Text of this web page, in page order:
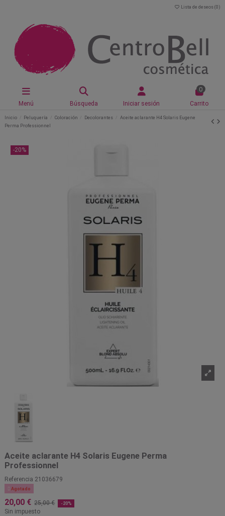
Lista de deseos (0 )
Menú Búsqueda Iniciar sesión
0
Carrito
Inicio Peluquería Coloración Decolorantes
Aceite aclarante H4 Solaris Eugene
Perma Professionnel
-20%
Aceite aclarante H4 Solaris Eugene Perma
Professionnel
Referencia 21036679
 Agotado
20,00 € 25,00 € -20%
Sin impuesto